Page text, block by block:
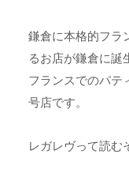
鎌倉に本格的フラ
るお店が鎌倉に誕
フランスでのパテ
号店です。
レガレヴって読む